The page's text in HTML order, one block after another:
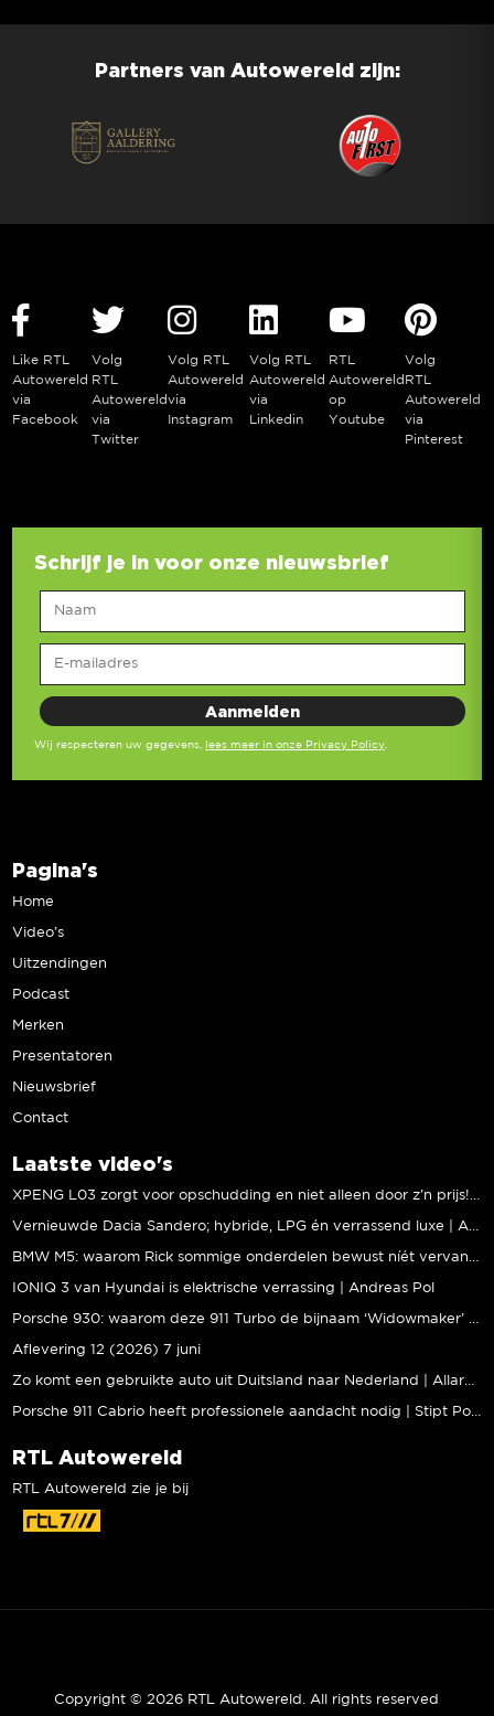
Partners van Autowereld zijn:
Like RTL
Autowereld
via
Facebook
Volg
RTL
Autowereld
via
Twitter
Volg RTL
Autowereld
via
Instagram
Volg RTL
Autowereld
via
Linkedin
RTL
Autowereld
op
Youtube
Volg
RTL
Autowereld
via
Pinterest
Schrijf je in voor onze nieuwsbrief
Wij respecteren uw gegevens, lees meer in onze Privacy Policy
Pagina's
Home
Video’s
Uitzendingen
Podcast
Merken
Presentatoren
Nieuwsbrief
Contact
Laatste video's
IONIQ 3 van Hyundai is elektrische verrassing | Andreas Pol
Aflevering 12 (2026) 7 juni
RTL Autowereld
RTL Autowereld zie je bij
Copyright © 2026 RTL Autowereld. All rights reserved